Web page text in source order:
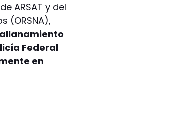
ARSAT y del
(ORSNA),
Federal
en